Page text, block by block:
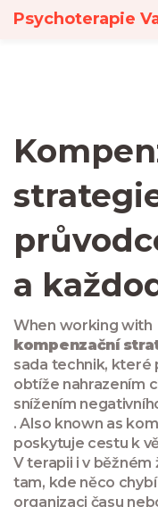
Psychoterapie
a
When working with
kompenzační
sada technik, které
obtíže nahrazením
snížením
. Also known as
poskytuje cestu k
V terapii i v běžném
tam, kde něco
organizaci času